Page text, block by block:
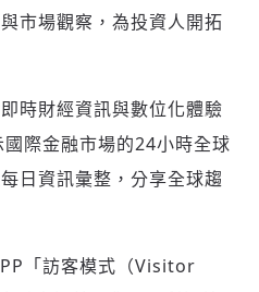
市場觀察，為投資人開拓
時財經資訊與數位化體驗
國際金融市場的24小時全球
日資訊彙整，分享全球趨
「訪客模式（Visitor